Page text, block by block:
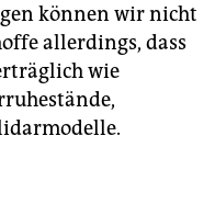
können wir nicht
allerdings, dass
wie